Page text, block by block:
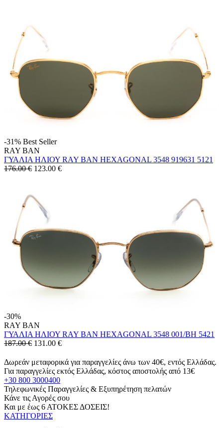
-31% Best Seller
RAY BAN
ΓΥΑΛΙΑ ΗΛΙΟΥ RAY BAN HEXAGONAL 3548 919631 5121
176.00 € 123.00 €
-30%
RAY BAN
ΓΥΑΛΙΑ ΗΛΙΟΥ RAY BAN HEXAGONAL 3548 001/BH 5421
187.00 € 131.00 €
Δωρεάν μεταφορικά για παραγγελίες άνω των 40€, εντός Ελλάδας.
Για παραγγελίες εκτός Ελλάδας, κόστος αποστολής από 13€
+30 800 3000400
Τηλεφωνικές Παραγγελίες & Εξυπηρέτηση πελατών
Κάνε τις Αγορές σου
Και με έως 6 ΑΤΟΚΕΣ ΔΟΣΕΙΣ!
ΚΑΤΗΓΟΡΙΕΣ